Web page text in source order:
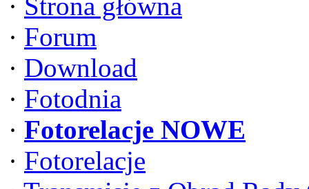
· Forum
· Download
· Fotodnia
· Fotorelacje NOWE
· Fotorelacje